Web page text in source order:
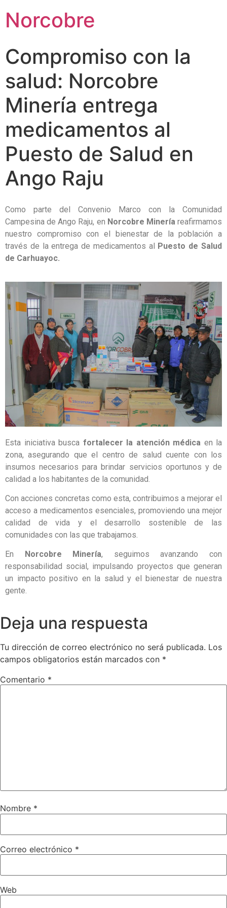
Norcobre
Compromiso con la
salud: Norcobre
Minería entrega
medicamentos al
Puesto de Salud en
Ango Raju
Como parte del Convenio Marco con la Comunidad
Campesina de Ango Raju, en Norcobre Mineríareafirmamos
nuestro compromiso con el bienestar de la población a
través de la entrega de medicamentos al Puesto de Salud
de Carhuayoc.
Esta iniciativa busca fortalecer la atención médica en la
zona, asegurando que el centro de salud cuente con los
insumos necesarios para brindar servicios oportunos y de
calidad a los habitantes de la comunidad.
Con acciones concretas como esta, contribuimos a mejorar el
acceso a medicamentos esenciales, promoviendo una mejor
calidad de vida y el desarrollo sostenible de las
comunidades con las que trabajamos.
En Norcobre Minería, seguimos avanzando con
responsabilidad social, impulsando proyectos que generan
un impacto positivo en la salud y el bienestar de nuestra
gente.
Deja una respuesta
Tu dirección de correo electrónico no será publicada. Los
campos obligatorios están marcados con *
Comentario *
Nombre *
Correo electrónico *
Web